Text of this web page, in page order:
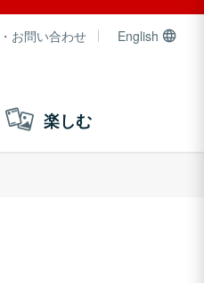
お問い合わせ English
楽しむ